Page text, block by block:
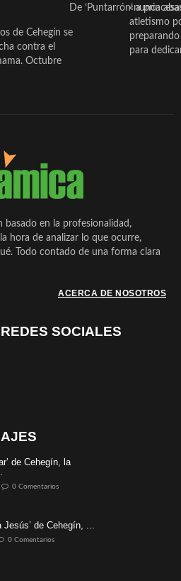
de Cehegín se
contra el
Octubre
De ‘Puntarrón’ a«nunca
atletismo
para
en la profesionalidad,
hora de analizar lo que ocurre,
Todo contado de una forma clara
ACERCA DE NOSOTROS
SOCIALES
de Cehegín, la
0 Comentarios
Jesús’ de Cehegín, ...
0 Comentarios